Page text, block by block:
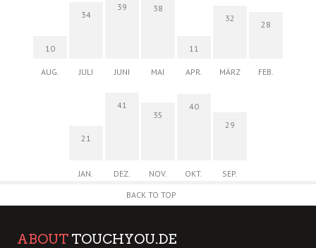
10
AUG.
34
JULI
39
JUNI
38
MAI
11
APR.
32
MÄRZ
28
FEB.
21
JAN.
41
DEZ.
35
NOV.
40
OKT.
29
SEP.
BACK TO TOP
ABOUT TOUCHYOU.DE